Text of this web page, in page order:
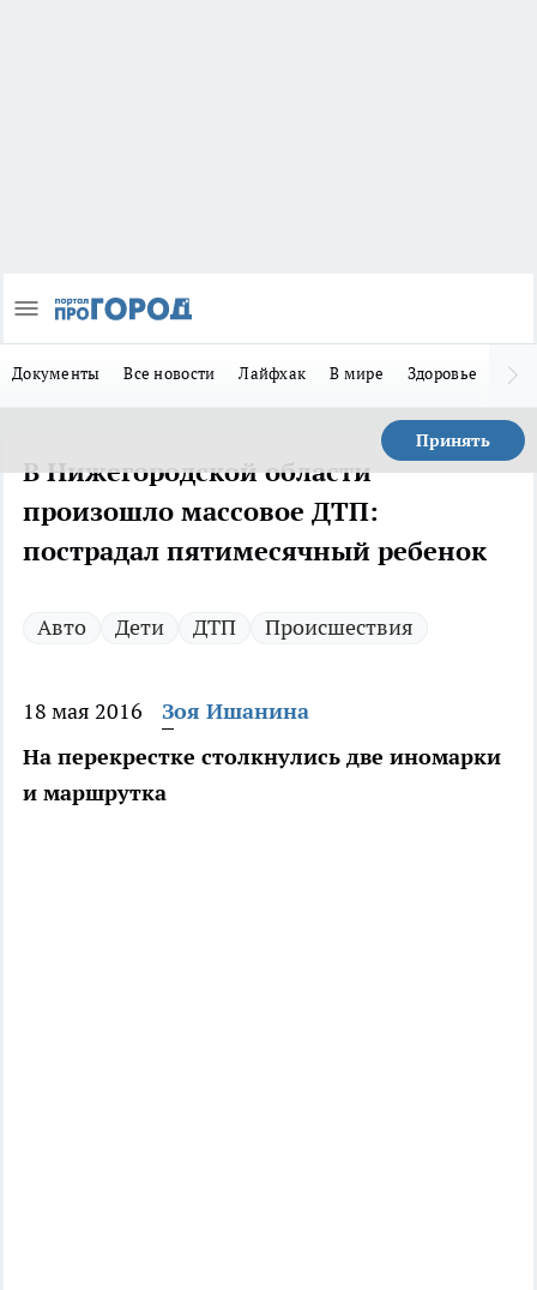
Документы Все новости Лайфхак В мире Здоровье
Принять
В Нижегородской области
произошло массовое ДТП:
пострадал пятимесячный ребенок
Авто Дети ДТП Происшествия
18 мая 2016
Зоя Ишанина
На перекрестке столкнулись две иномарки
и маршрутка